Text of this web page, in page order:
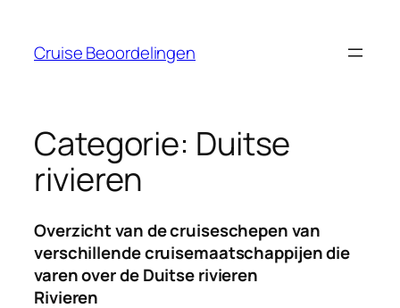
Cruise Beoordelingen
Categorie: Duitse
rivieren
Overzicht van de cruiseschepen van
verschillende cruisemaatschappijen die
varen over de Duitse rivieren
Rivieren